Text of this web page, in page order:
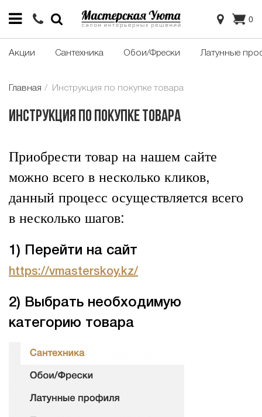
0
Акции Сантехника Обои/Фрески Латунные
Главная Инструкция по покупке товара
Инструкция по покупке товара
Приобрести товар на нашем сайте
можно всего в несколько кликов,
данный процесс осуществляется всего
в несколько шагов:
1) Перейти на сайт
https://vmasterskoy.kz/
2) Выбрать необходимую
категорию товара